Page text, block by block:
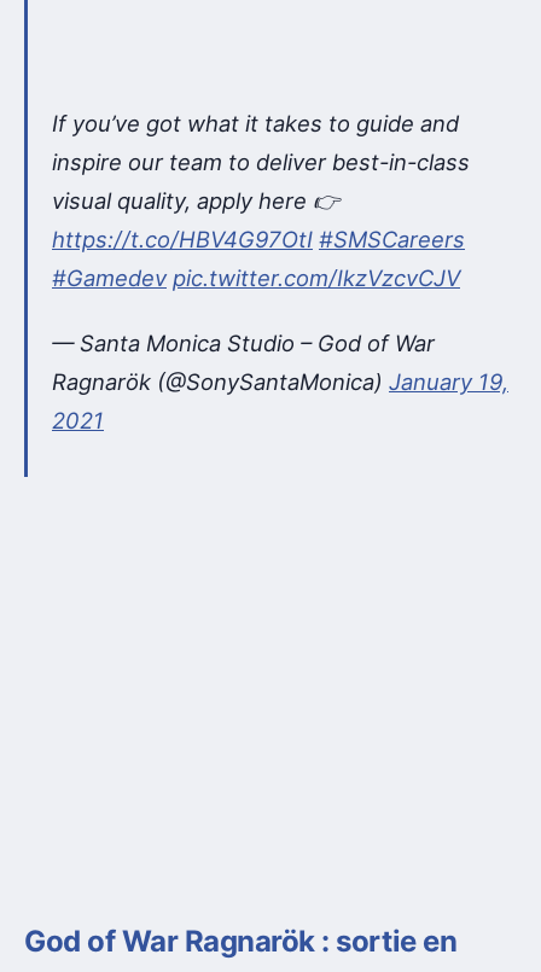
If you’ve got what it takes to guide and
inspire our team to deliver best-in-class
visual quality, apply here 👉
https://t.co/HBV4G97OtI #SMSCareers
#Gamedev pic.twitter.com/IkzVzcvCJV
— Santa Monica Studio – God of War
Ragnarök (@SonySantaMonica) January 19,
2021
God of War Ragnarök : sortie en